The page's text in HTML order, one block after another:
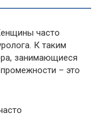
часто
К таким
занимающиеся
– это